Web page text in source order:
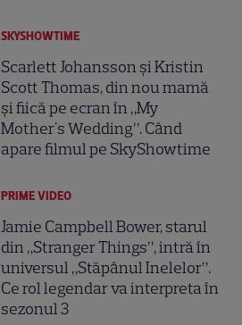
SKYSHOWTIME
Scarlett Johansson și Kristin
Scott Thomas, din nou mamă
și fiică pe ecran în „My
Mother's Wedding”. Când
apare filmul pe SkyShowtime
PRIME VIDEO
Jamie Campbell Bower, starul
din „Stranger Things”, intră în
universul „Stăpânul Inelelor”.
Ce rol legendar va interpreta în
sezonul 3